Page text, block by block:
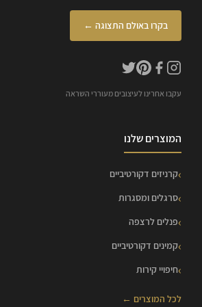
בקרו באולם התצוגה ←
עקבו אחרינו לעיצובים מעוררי השראה
המוצרים שלנו
קרניזים דקורטיביים
סרגלים ומסגרות
פנלים לרצפה
קמינים דקורטיביים
חיפויי קירות
לכל המוצרים ←